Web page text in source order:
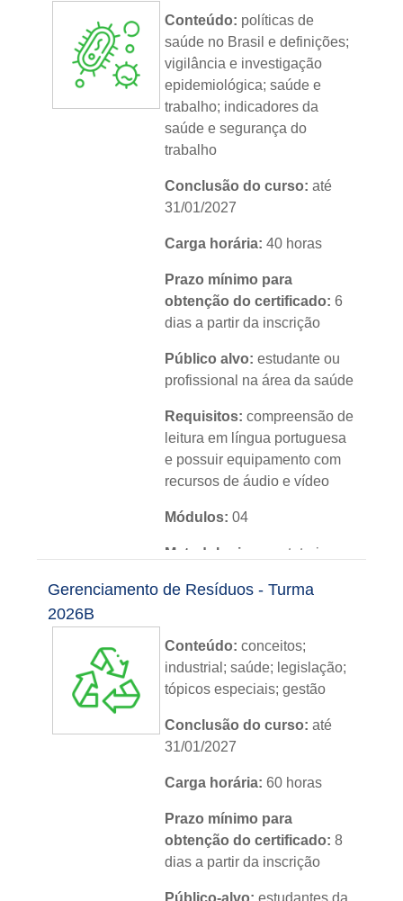
Idioma:português
Conteúdo: políticas de
saúde no Brasil e definições;
vigilância e investigação
epidemiológica; saúde e
trabalho; indicadores da
saúde e segurança do
trabalho
Conclusão do curso: até
31/01/2027
Carga horária: 40 horas
Prazo mínimo para
obtenção do certificado: 6
dias a partir da inscrição
Público alvo: estudante ou
profissional na área da saúde
Requisitos:compreensão de
leitura em língua portuguesa
e possuir equipamento com
recursos de áudio e vídeo
Módulos: 04
Metodologia: sem tutoria
Instituição:IFRS
Idioma:português
Gerenciamento de Resíduos - Turma
2026B
Conteúdo:conceitos;
industrial; saúde; legislação;
tópicos especiais; gestão
Conclusão do curso: até
31/01/2027
Carga horária: 60 horas
Prazo mínimo para
obtenção do certificado: 8
dias a partir da inscrição
Público-alvo: estudantes da